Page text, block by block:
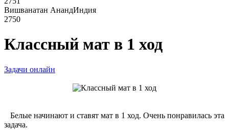
Вишванатан АнандИндия
2750
Классный мат в 1 ход
Задачи онлайн
Белые начинают и ставят мат в 1 ход. Очень понравилась эта
задача.